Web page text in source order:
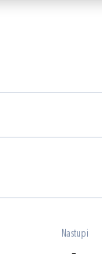
Nastupi